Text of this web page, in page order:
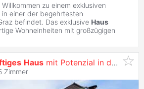
zu einem exklusiven
einer der begehrtesten
befindet. Das exklusive Haus
Wohneinheiten mit großzügigen
Haus mit Potenzial in der Kärntnerstraße!
Zimmer